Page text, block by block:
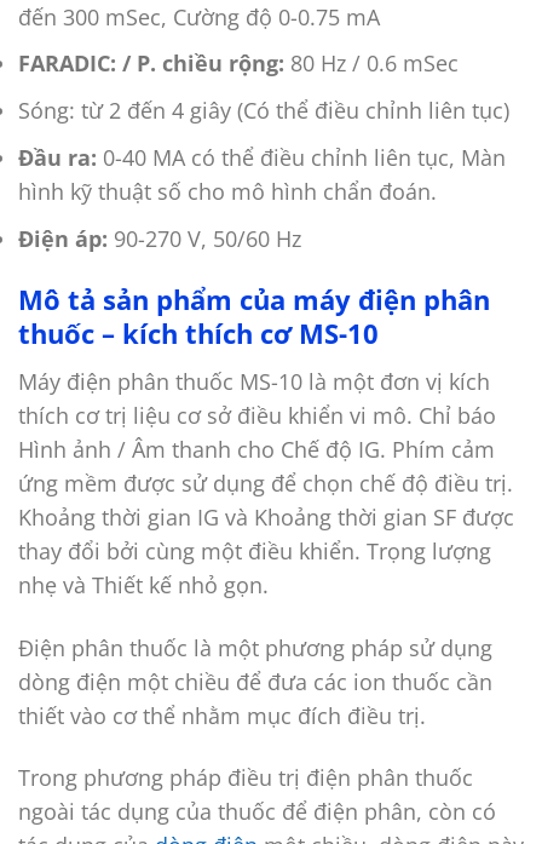
đến 300 mSec, Cường độ 0-0.75 mA
FARADIC: / P. chiều rộng: 80 Hz / 0.6 mSec
Sóng: từ 2 đến 4 giây (Có thể điều chỉnh liên tục)
Đầu ra: 0-40 MA có thể điều chỉnh liên tục, Màn
hình kỹ thuật số cho mô hình chẩn đoán.
Điện áp: 90-270 V, 50/60 Hz
Mô tả sản phẩm của máy điện phân
thuốc – kích thích cơ MS-10
Máy điện phân thuốc MS-10 là một đơn vị kích
thích cơ trị liệu cơ sở điều khiển vi mô. Chỉ báo
Hình ảnh / Âm thanh cho Chế độ IG. Phím cảm
ứng mềm được sử dụng để chọn chế độ điều trị.
Khoảng thời gian IG và Khoảng thời gian SF được
thay đổi bởi cùng một điều khiển. Trọng lượng
nhẹ và Thiết kế nhỏ gọn.
Điện phân thuốc là một phương pháp sử dụng
dòng điện một chiều để đưa các ion thuốc cần
thiết vào cơ thể nhằm mục đích điều trị.
Trong phương pháp điều trị điện phân thuốc
ngoài tác dụng của thuốc để điện phân, còn có